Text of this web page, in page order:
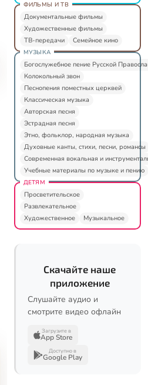
ФИЛЬМЫ И ТВ
Документальные фильмы
Художественные фильмы
ТВ-передачи
Семейное кино
МУЗЫКА
Богослужебное пение Русской
Колокольный звон
Песнопения поместных церквей
Классическая музыка
Авторская песня
Эстрадная песня
Этно, фольклор, народная музыка
Духовные канты, стихи, песни, романсы
Современная вокальная и
Учебные материалы по музыке и пению
ДЕТЯМ
Просветительское
Развлекательное
Художественное
Музыкальное
Скачайте наше
приложение
Слушайте аудио и
смотрите видео офлайн
Загрузите в
App Store
Доступно в
Google Play